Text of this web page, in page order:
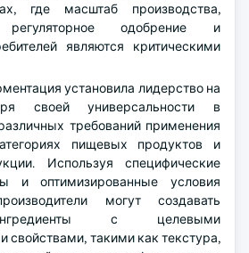
где масштаб производства,
регуляторное одобрение и
являются критическими
установила лидерство на
своей универсальности в
требований применения
пищевых продуктов и
Используя специфические
и оптимизированные условия
могут создавать
с целевыми
свойствами, такими как текстура,